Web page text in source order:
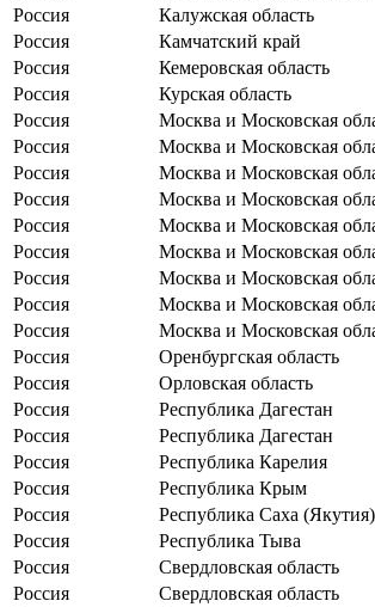
Россия
Калужская область
Россия
Камчатский край
Россия
Кемеровская область
Россия
Курская область
Россия
Москва и Московская
Россия
Москва и Московская
Россия
Москва и Московская
Россия
Москва и Московская
Россия
Москва и Московская
Россия
Москва и Московская
Россия
Москва и Московская
Россия
Москва и Московская
Россия
Москва и Московская
Россия
Оренбургская область
Россия
Орловская область
Россия
Республика Дагестан
Россия
Республика Дагестан
Россия
Республика Карелия
Россия
Республика Крым
Россия
Республика Саха (Якутия)
Россия
Республика Тыва
Россия
Свердловская область
Россия
Свердловская область